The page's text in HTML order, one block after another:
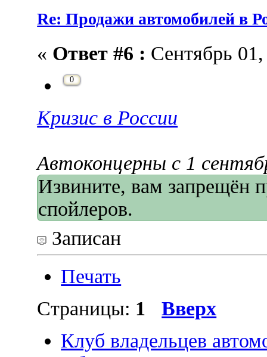
Re: Продажи автомобилей в
« Ответ #6 : Сентябрь
0
Кризис в России
Автоконцерны с 1
Извините, вам запрещён
спойлеров.
Записан
Печать
Страницы: 1
Вверх
Клуб владельцев